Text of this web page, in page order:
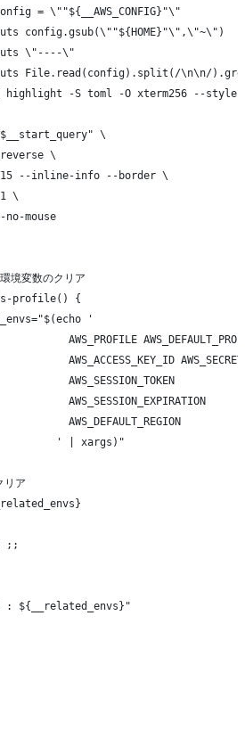
= \""${__AWS_CONFIG}"\"
config.gsub(\""${HOME}"\",\"~\")
\"----\"
File.read(config).split(/\n\n/
highlight -S toml -O xterm256 --style
\
\
--inline-info --border \
\
no-mouse
変数のクリア
profile() {
'
AWS_PROFILE
AWS_ACCESS_KEY_ID
AWS_SESSION_TOKEN
AWS_SESSION_EXPIRATION
AWS_DEFAULT_REGION
' | xargs)"
リア
;;
: ${__related_envs}"